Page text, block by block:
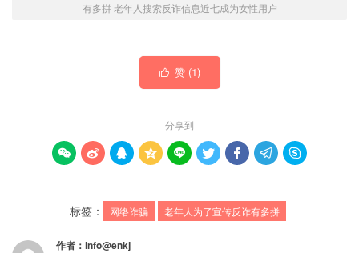
有多拼 老年人搜索反诈信息近七成为女性用户
 赞 (1)
分享到
        
标签： 网络诈骗 老年人为了宣传反诈有多拼
作者： info@enkj